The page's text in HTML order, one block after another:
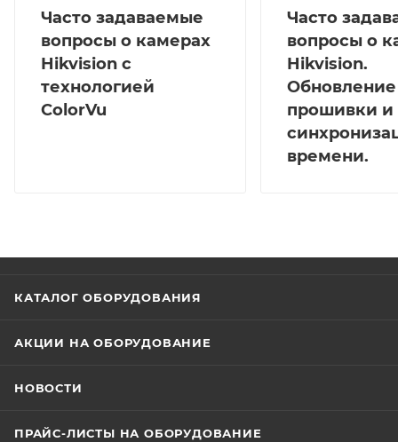
Часто задаваемые
вопросы о камерах
Hikvision с
технологией
ColorVu
Часто
вопросы о
Hikvision.
Обновление
прошивки и
времени.
КАТАЛОГ ОБОРУДОВАНИЯ
АКЦИИ НА ОБОРУДОВАНИЕ
НОВОСТИ
ПРАЙС-ЛИСТЫ НА ОБОРУДОВАНИЕ